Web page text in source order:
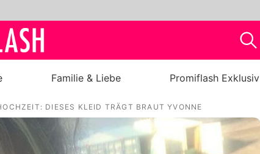
Familie & Liebe Promiflash Exklusiv
DIESES KLEID TRÄGT BRAUT YVONNE